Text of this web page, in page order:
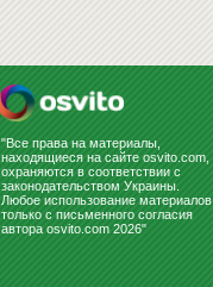
"Все права на материалы,
находящиеся на сайте osvito.com,
охраняются в соответствии с
законодательством Украины.
Любое использование материалов
только с письменного согласия
автора osvito.com 2026"